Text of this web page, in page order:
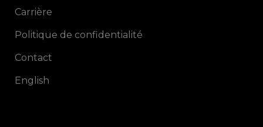
Carrière
Politique de confidentialité
Contact
English